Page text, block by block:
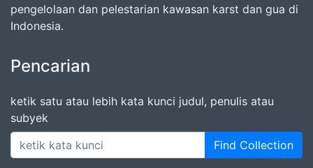
pengelolaan dan pelestarian kawasan karst dan gua di
Indonesia.
Pencarian
ketik satu atau lebih kata kunci judul, penulis atau
subyek
Find Collection